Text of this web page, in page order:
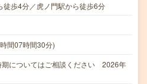
徒歩4分／虎ノ門駅から徒歩6分
間07時間30分)
期についてはご相談ください 2026年